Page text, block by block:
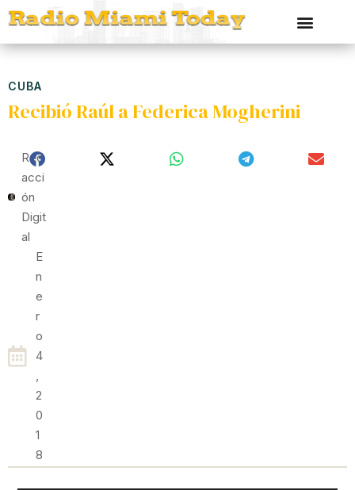
CUBA
Recibió Raúl a Federica Mogherini
Red
Acci
Ón
Digit
Al
E
N
E
R
O
4
,
2
0
1
8